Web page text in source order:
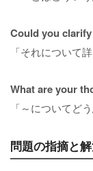
Could you
「それについて
What are your
「～についてど
問題の指摘と